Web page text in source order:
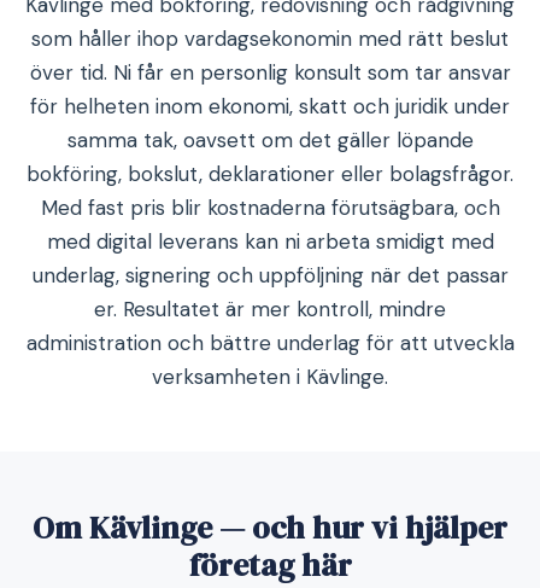
som håller ihop vardagsekonomin med rätt beslut
över tid. Ni får en personlig konsult som tar ansvar
för helheten inom ekonomi, skatt och juridik under
samma tak, oavsett om det gäller löpande
bokföring, bokslut, deklarationer eller bolagsfrågor.
Med fast pris blir kostnaderna förutsägbara, och
med digital leverans kan ni arbeta smidigt med
underlag, signering och uppföljning när det passar
er. Resultatet är mer kontroll, mindre
administration och bättre underlag för att utveckla
verksamheten i Kävlinge.
Om Kävlinge — och hur vi hjälper
företag här